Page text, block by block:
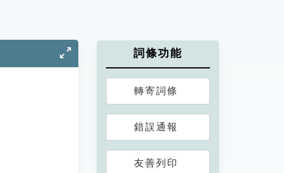
詞條功能
轉寄詞條
錯誤通報
友善列印